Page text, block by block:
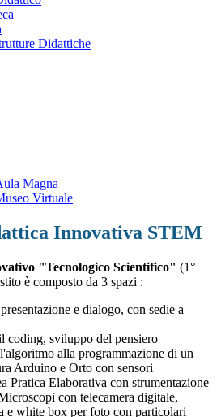
Didattiche
Magna
Virtuale
Innovativa STEM
"Tecnologico Scientifico" (1°
è composto da 3 spazi :
e dialogo, con sedie a
coding, sviluppo del pensiero
alla programmazione di un
Arduino e Orto con sensori
Pratica Elaborativa con strumentazione
con telecamera digitale,
e white box per foto con particolari